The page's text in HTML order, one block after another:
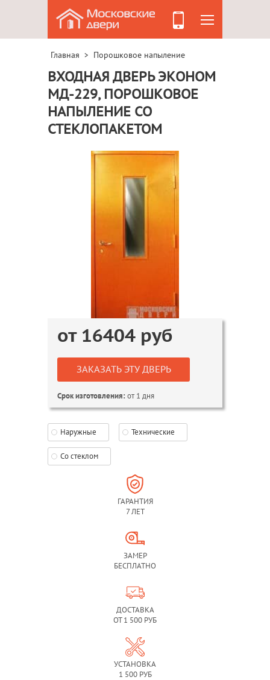
Главная > Порошковое напыление
ВХОДНАЯ ДВЕРЬ ЭКОНОМ
МД-229, ПОРОШКОВОЕ
НАПЫЛЕНИЕ СО
СТЕКЛОПАКЕТОМ
от 16404 руб
ЗАКАЗАТЬ ЭТУ ДВЕРЬ
Срок изготовления:от 1 дня
Наружные Технические
Со стеклом
ГАРАНТИЯ
7 ЛЕТ
ЗАМЕР
БЕСПЛАТНО
ДОСТАВКА
ОТ 1 500 РУБ
УСТАНОВКА
1 500 РУБ